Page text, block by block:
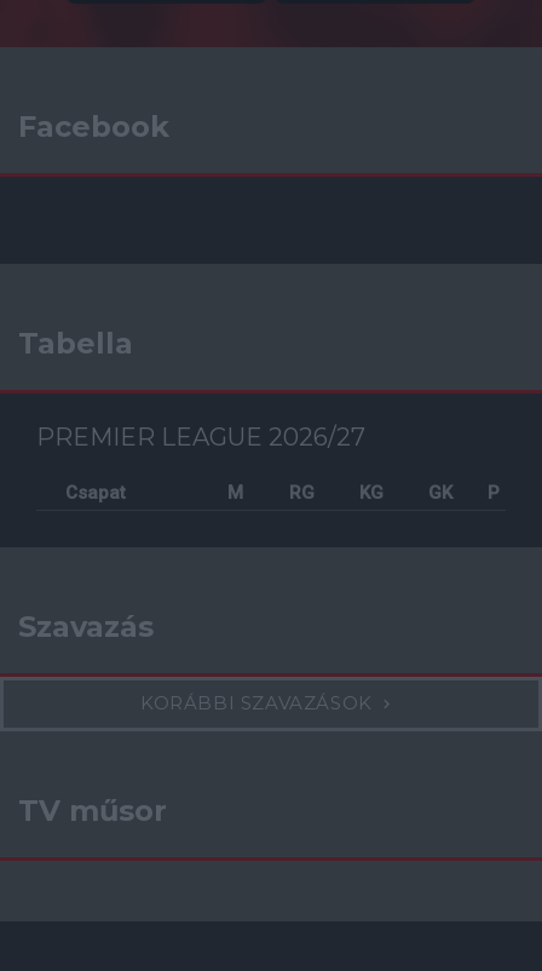
Facebook
Tabella
PREMIER LEAGUE 2026/27
Csapat M RG KG GK P
Szavazás
KORÁBBI SZAVAZÁSOK
TV műsor